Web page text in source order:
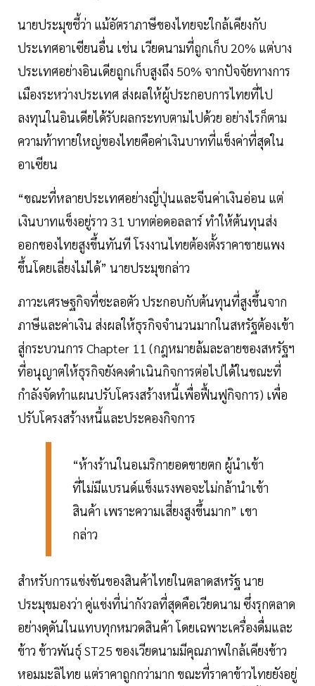
นายประมุขชี้ว่า แม้อัตราภาษีของไทยจะใกล้เคียงกับ
ประเทศอาเซียนอื่น เช่น เวียดนามที่ถูกเก็บ 20% แต่บาง
ประเทศอย่างอินเดียถูกเก็บสูงถึง 50% จากปัจจัยทางการ
เมืองระหว่างประเทศ ส่งผลให้ผู้ประกอบการไทยที่ไป
ลงทุนในอินเดียได้รับผลกระทบตามไปด้วย อย่างไรก็ตาม
ความท้าทายใหญ่ของไทยคือค่าเงินบาทที่แข็งค่าที่สุดใน
อาเซียน
“ขณะที่หลายประเทศอย่างญี่ปุ่นและจีนค่าเงินอ่อน แต่
เงินบาทแข็งอยู่ราว 31 บาทต่อดอลลาร์ ทำให้ต้นทุนส่ง
ออกของไทยสูงขึ้นทันที โรงงานไทยต้องตั้งราคาขายแพง
ขึ้นโดยเลี่ยงไม่ได้” นายประมุขกล่าว
ภาวะเศรษฐกิจที่ชะลอตัว ประกอบกับต้นทุนที่สูงขึ้นจาก
ภาษีและค่าเงิน ส่งผลให้ธุรกิจจำนวนมากในสหรัฐต้องเข้า
สู่กระบวนการ Chapter 11 (กฎหมายล้มละลายของสหรัฐฯ
ที่อนุญาตให้ธุรกิจยังคงดำเนินกิจการต่อไปได้ในขณะที่
กำลังจัดทำแผนปรับโครงสร้างหนี้เพื่อฟื้นฟูกิจการ) เพื่อ
ปรับโครงสร้างหนี้และประคองกิจการ
“ห้างร้านในอเมริกายอดขายตก ผู้นำเข้า
ที่ไม่มีแบรนด์แข็งแรงพอจะไม่กล้านำเข้า
สินค้า เพราะความเสี่ยงสูงขึ้นมาก” เขา
กล่าว
สำหรับการแข่งขันของสินค้าไทยในตลาดสหรัฐ นาย
ประมุขมองว่า คู่แข่งที่น่ากังวลที่สุดคือเวียดนาม ซึ่งรุกตลาด
อย่างดุดันในแทบทุกหมวดสินค้า โดยเฉพาะเครื่องดื่มและ
ข้าว ข้าวพันธุ์ ST25 ของเวียดนามมีคุณภาพใกล้เคียงข้าว
หอมมะลิไทย แต่ราคาถูกกว่ามาก ขณะที่ราคาข้าวไทยยังอยู่